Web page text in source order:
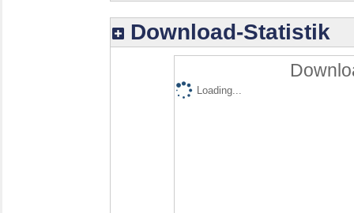
Download-Statistik
Loading...